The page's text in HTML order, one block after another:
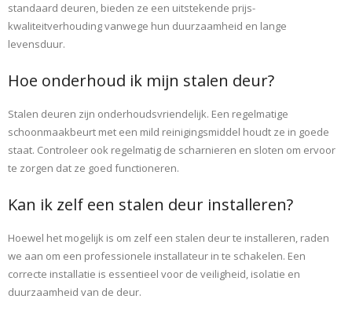
standaard deuren, bieden ze een uitstekende prijs-
kwaliteitverhouding vanwege hun duurzaamheid en lange
levensduur.
Hoe onderhoud ik mijn stalen deur?
Stalen deuren zijn onderhoudsvriendelijk. Een regelmatige
schoonmaakbeurt met een mild reinigingsmiddel houdt ze in goede
staat. Controleer ook regelmatig de scharnieren en sloten om ervoor
te zorgen dat ze goed functioneren.
Kan ik zelf een stalen deur installeren?
Hoewel het mogelijk is om zelf een stalen deur te installeren, raden
we aan om een professionele installateur in te schakelen. Een
correcte installatie is essentieel voor de veiligheid, isolatie en
duurzaamheid van de deur.